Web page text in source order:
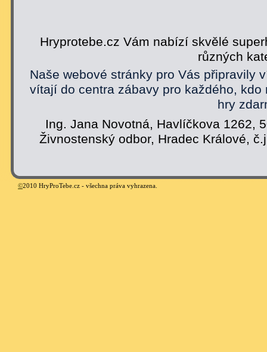
Hryprotebe.cz Vám nabízí skvělé
různých
Naše webové stránky pro Vás připravily
vítají do centra zábavy pro každého,
hry
Ing. Jana Novotná, Havlíčkova 1262,
Živnostenský odbor, Hradec Králové,
©2010 HryProTebe.cz - všechna práva vyhrazena.